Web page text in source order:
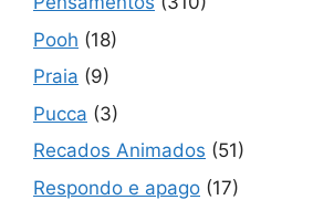
Pooh (18)
Praia (9)
Pucca (3)
Recados Animados (51)
Respondo e apago (17)